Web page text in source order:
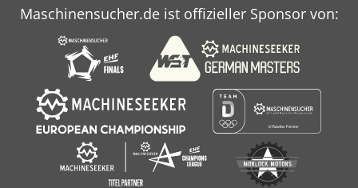
Maschinensucher.de ist offizieller Sponsor von: